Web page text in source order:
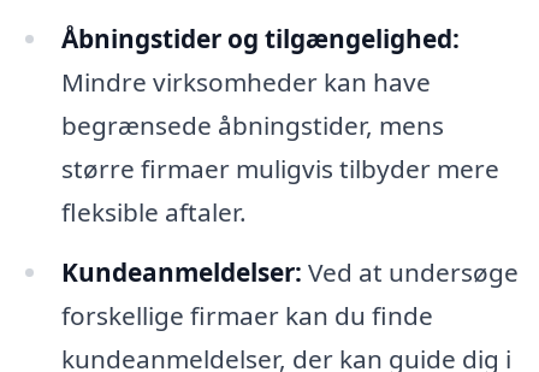
Åbningstider og tilgængelighed:
Mindre virksomheder kan have
begrænsede åbningstider, mens
større firmaer muligvis tilbyder mere
fleksible aftaler.
Kundeanmeldelser: Ved at undersøge
forskellige firmaer kan du finde
kundeanmeldelser, der kan guide dig i